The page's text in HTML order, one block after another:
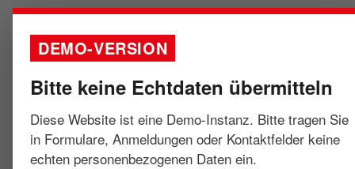
DEMO-VERSION
Bitte keine Echtdaten übermitteln
Diese Website ist eine Demo-Instanz. Bitte tragen Sie
in Formulare, Anmeldungen oder Kontaktfelder keine
echten personenbezogenen Daten ein.